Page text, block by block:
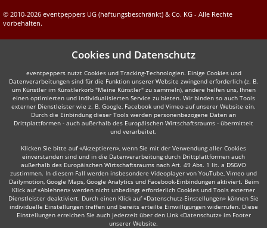
© 2010-2026 eventpeppers UG (haftungsbeschränkt) & Co. KG - Alle Rechte
vorbehalten.
Cookies und Datenschutz
eventpeppers nutzt Cookies und Tracking-Technologien. Einige Cookies und
Datenverarbeitungen sind für die Funktion unserer Website zwingend erforderlich (z. B.
um Künstler im Künstlerkorb "Meine Künstler" zu sammeln), andere helfen uns, Ihnen
einen optimierten und individualisierten Service zu bieten. Wir binden so auch Tools
externer Dienstleister wie z. B. Google, Facebook und Vimeo auf unserer Website ein.
Durch die Einbindung dieser Tools werden personenbezogene Daten an
Drittplattformen - auch außerhalb des Europäischen Wirtschaftsraums - übermittelt
und verarbeitet.
Klicken Sie bitte auf «Akzeptieren», wenn Sie mit der Verwendung aller Cookies
einverstanden sind und in die Datenverarbeitung durch Drittplattformen auch
außerhalb des Europäischen Wirtschaftsraums nach Art. 49 Abs. 1 lit. a DSGVO
zustimmen. In diesem Fall werden insbesondere Videoplayer von YouTube, Vimeo und
Dailymotion, Google Maps, Google Analytics und Facebook-Einbindungen aktiviert. Beim
Klick auf «Ablehnen» werden nicht unbedingt erforderlich Cookies und Tools externer
Dienstleister deaktiviert. Durch einen Klick auf «Datenschutz-Einstellungen» können Sie
individuelle Einstellungen treffen und bereits erteilte Einwilligungen widerrufen. Diese
Einstellungen erreichen Sie auch jederzeit über den Link «Datenschutz» im Footer
unserer Website.